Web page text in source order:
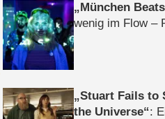
München Beats
wenig im Flow –
Stuart Fails to
the Universe :